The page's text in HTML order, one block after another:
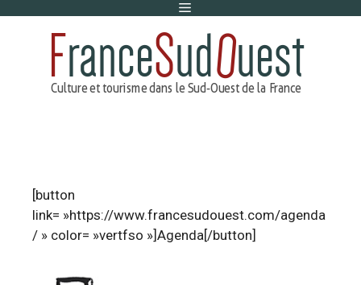
Menu
[button
link= »https://www.francesudouest.com/agenda
/ » color= »vertfso »]Agenda[/button]